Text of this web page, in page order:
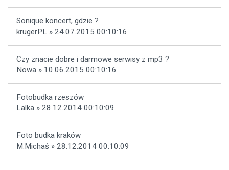
Sonique koncert, gdzie ?
krugerPL » 24.07.2015 00:10:16
Czy znacie dobre i darmowe serwisy z mp3 ?
Nowa » 10.06.2015 00:10:16
Fotobudka rzeszów
Lalka » 28.12.2014 00:10:09
Foto budka kraków
M.Michaś » 28.12.2014 00:10:09